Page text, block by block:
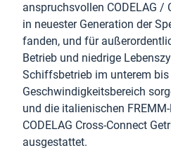
anspruchsvollen CODELAG /
in neuester Generation der
fanden, und für
Betrieb und niedrige
Schiffsbetrieb im unterem
Geschwindigkeitsbereich
und die italienischen
CODELAG Cross-Connect
ausgestattet.